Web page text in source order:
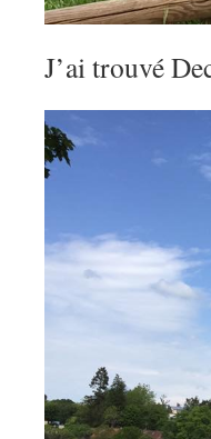
J’ai trouvé